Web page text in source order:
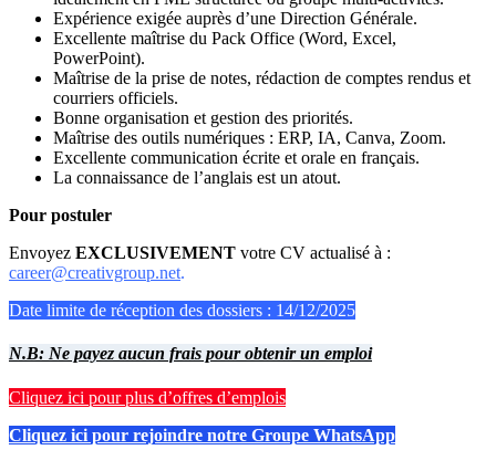
Expérience exigée auprès d’une Direction Générale.
Excellente maîtrise du Pack Office (Word, Excel,
PowerPoint).
Maîtrise de la prise de notes, rédaction de comptes rendus et
courriers officiels.
Bonne organisation et gestion des priorités.
Maîtrise des outils numériques : ERP, IA, Canva, Zoom.
Excellente communication écrite et orale en français.
La connaissance de l’anglais est un atout.
Pour postuler
Envoyez EXCLUSIVEMENT votre CV actualisé à :
career@creativgroup.net.
Date limite de réception des dossiers : 14/12/2025
N.B: Ne payez aucun frais pour obtenir un emploi
Cliquez ici pour plus d’offres d’emplois
Cliquez ici pour rejoindre notre Groupe WhatsApp